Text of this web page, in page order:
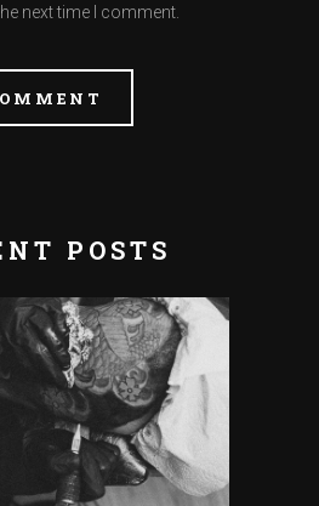
next time I comment.
POSTS